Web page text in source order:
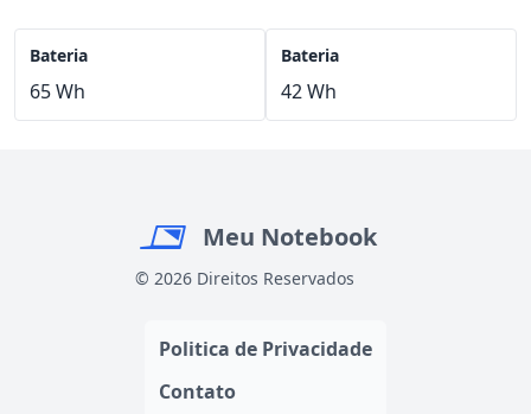
Bateria
65 Wh
Bateria
42 Wh
Meu Notebook
© 2026 Direitos Reservados
Politica de Privacidade
Contato